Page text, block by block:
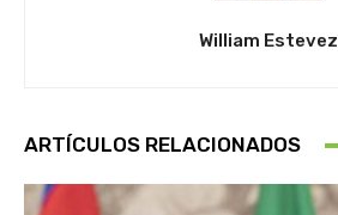
William Estevez
ARTÍCULOS RELACIONADOS